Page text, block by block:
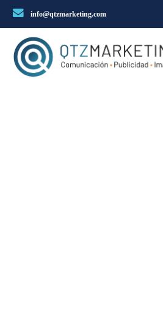
info@qtzmarketing.com